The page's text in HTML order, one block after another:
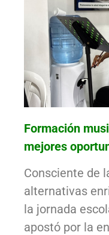
Formación
mejores
Consciente de
alternativas
la jornada
apostó por la